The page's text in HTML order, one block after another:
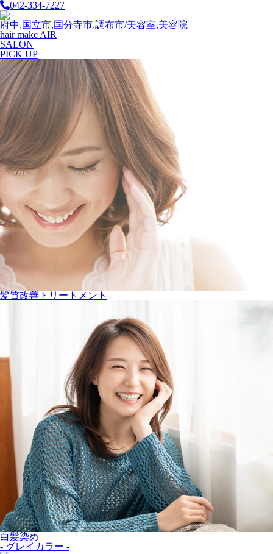
042-334-7227
府中,国立市,国分寺市,調布市/美容室,美容院
hair make AIR
SALON
PICK UP
髪質改善トリートメント
白髪染め
- グレイカラー -